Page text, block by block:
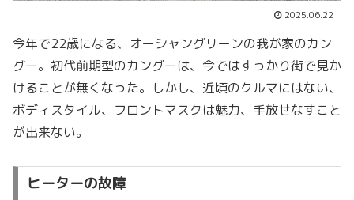
2025.06.22
今年で22歳になる、オーシャングリーンの我が家のカン
グー。初代前期型のカングーは、今ではすっかり街で見か
けることが無くなった。しかし、近頃のクルマにはない、
ボディスタイル、フロントマスクは魅力、手放せなすこと
が出来ない。
ヒーターの故障